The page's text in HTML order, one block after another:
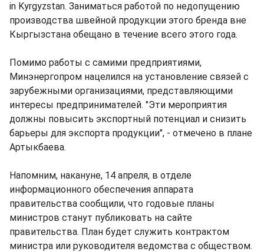
in Kyrgyzstan. Заниматься работой по недопущению
производства швейной продукции этого бренда вне
Кыргызстана обещано в течение всего этого года.
Помимо работы с самими предприятиями,
Минэнергопром нацелился на установление связей с
зарубежными организациями, представляющими
интересы предпринимателей. "Эти мероприятия
должны повысить экспортный потенциал и снизить
барьеры для экспорта продукции", - отмечено в плане
Артыкбаева.
Напомним, накануне, 14 апреля, в отделе
информационного обеспечения аппарата
правительства сообщили, что годовые планы
министров станут публиковать на сайте
правительства. План будет служить контрактом
министра или руководителя ведомства с обществом.